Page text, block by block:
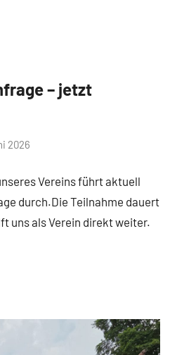
– jetzt
2026
Vereins führt aktuell
durch.Die Teilnahme dauert
uns als Verein direkt weiter.